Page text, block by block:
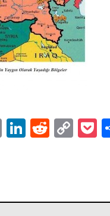
EmailLinkedIn
Reddit